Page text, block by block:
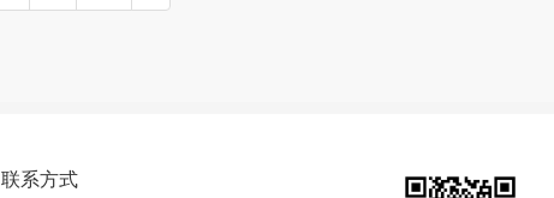
联系方式